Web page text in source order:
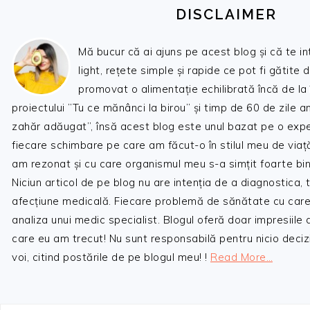
DISCLAIMER
Mă bucur că ai ajuns pe acest blog și că te
light, rețete simple și rapide ce pot fi gătite
promovat o alimentație echilibrată încă de
proiectului ”Tu ce mănânci la birou” și timp de 60 de zile
zahăr adăugat”, însă acest blog este unul bazat pe o
fiecare schimbare pe care am făcut-o în stilul meu de
am rezonat și cu care organismul meu s-a simțit foarte
Niciun articol de pe blog nu are intenția de a diagnostica,
afecțiune medicală. Fiecare problemă de sănătate cu
analiza unui medic specialist. Blogul oferă doar impresiile
care eu am trecut! Nu sunt responsabilă pentru nicio
voi, citind postările de pe blogul meu! ! Read More…